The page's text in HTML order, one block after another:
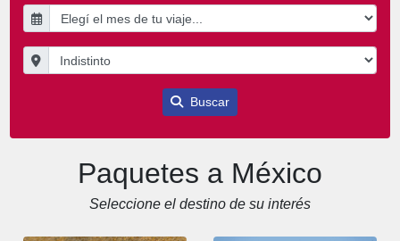
Buscar
Paquetes a México
Seleccione el destino de su interés